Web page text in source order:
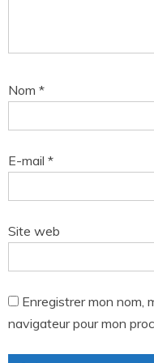
Nom *
E-mail *
Site web
Enregistrer mon nom,
navigateur pour mon